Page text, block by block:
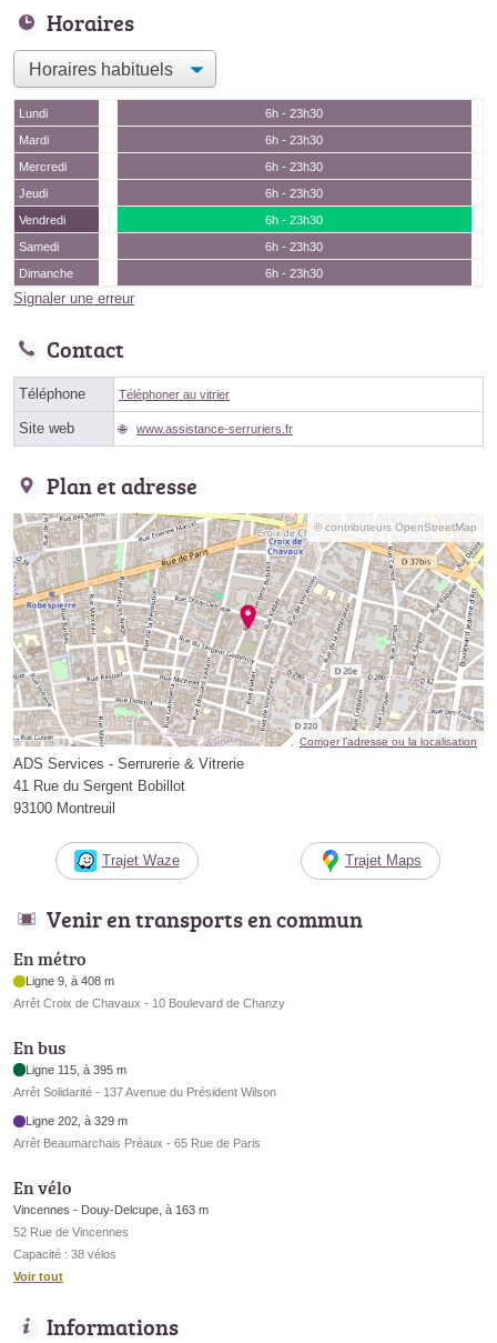
Horaires
Lundi
6h - 23h30
Mardi
6h - 23h30
Mercredi
6h - 23h30
Jeudi
6h - 23h30
Vendredi
6h - 23h30
Samedi
6h - 23h30
Dimanche
6h - 23h30
Signaler une erreur
Contact
Téléphone Téléphoner au vitrier
Site web www.assistance-serruriers.fr
Plan et adresse
© contributeurs OpenStreetMap
Corriger l’adresse ou la localisation
ADS Services - Serrurerie & Vitrerie
41 Rue du Sergent Bobillot
93100 Montreuil
Trajet Waze Trajet Maps
Venir en transports en commun
En métro
Ligne 9, à 408 m
Arrêt Croix de Chavaux - 10 Boulevard de Chanzy
En bus
Ligne 115, à 395 m
Arrêt Solidarité - 137 Avenue du Président Wilson
Ligne 202, à 329 m
Arrêt Beaumarchais Préaux - 65 Rue de Paris
En vélo
Vincennes - Douy-Delcupe, à 163 m
52 Rue de Vincennes
Capacité : 38 vélos
Voir tout
Informations